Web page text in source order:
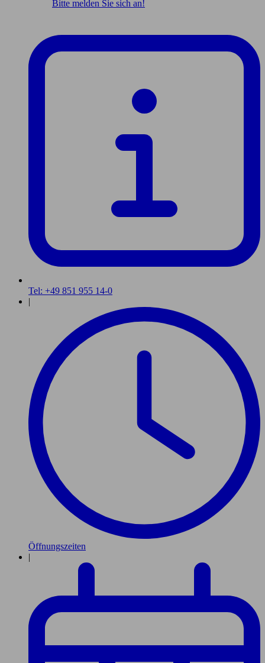
Bitte melden Sie sich an!
Tel: +49 851 955 14-0
|
Öffnungszeiten
|